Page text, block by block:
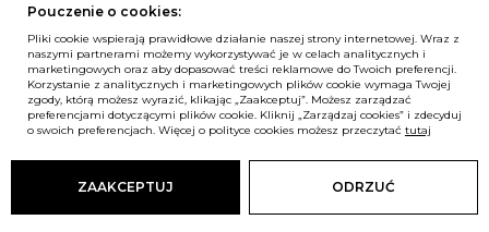
się do naszego #nospam newslettera!
ZAPISZ MNIE
Unia Europejska
Pouczenie o cookies:
Pliki cookie wspierają prawidłowe działanie naszej strony internetowej. Wraz z
naszymi partnerami możemy wykorzystywać je w celach analitycznych i
marketingowych oraz aby dopasować treści reklamowe do Twoich preferencji.
Korzystanie z analitycznych i marketingowych plików cookie wymaga Twojej
zgody, którą możesz wyrazić, klikając „Zaakceptuj”. Możesz zarządzać
preferencjami dotyczącymi plików cookie. Kliknij „Zarządzaj cookies” i zdecyduj
o swoich preferencjach. Więcej o polityce cookies możesz przeczytać tutaj
ZAAKCEPTUJ ODRZUĆ